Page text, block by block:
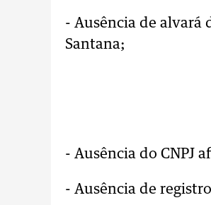
- Ausência de alvará
Santana;
- Ausência do CNPJ
- Ausência de